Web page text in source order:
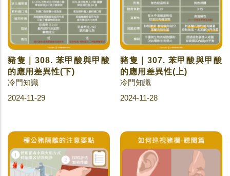
豬隻｜308. 苯甲酸與甲酸
的應用差異性(下)
冷門知識
2024-11-29
豬隻｜307. 苯甲酸與甲酸
的應用差異性(上)
冷門知識
2024-11-28